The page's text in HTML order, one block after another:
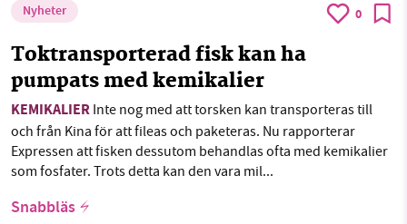
Nyheter 0
Toktransporterad fisk kan ha
pumpats med kemikalier
KEMIKALIER Inte nog med att torsken kan transporteras till
och från Kina för att fileas och paketeras. Nu rapporterar
Expressen att fisken dessutom behandlas ofta med kemikalier
som fosfater. Trots detta kan den vara mil...
Snabbläs